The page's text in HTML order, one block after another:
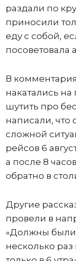
раздали по
приносили
еду с собой,
посоветовала
В
накатались на
шутить про
написали, что
сложной
рейсов 6
а после 8
обратно в
Другие
провели в
«Должны были
несколько